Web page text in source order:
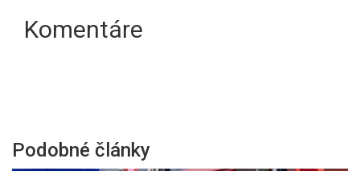
Komentáre
Podobné články